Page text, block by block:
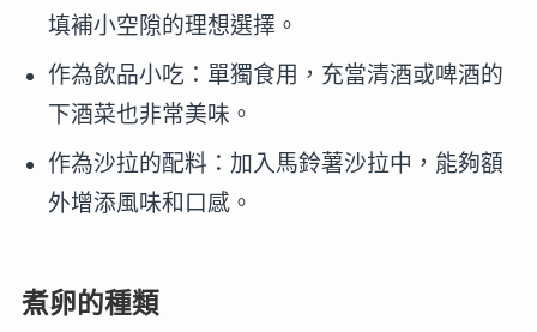
填補小空隙的理想選擇。
作為飲品小吃：單獨食用，充當清酒或啤酒的
下酒菜也非常美味。
作為沙拉的配料：加入馬鈴薯沙拉中，能夠額
外增添風味和口感。
煮卵的種類